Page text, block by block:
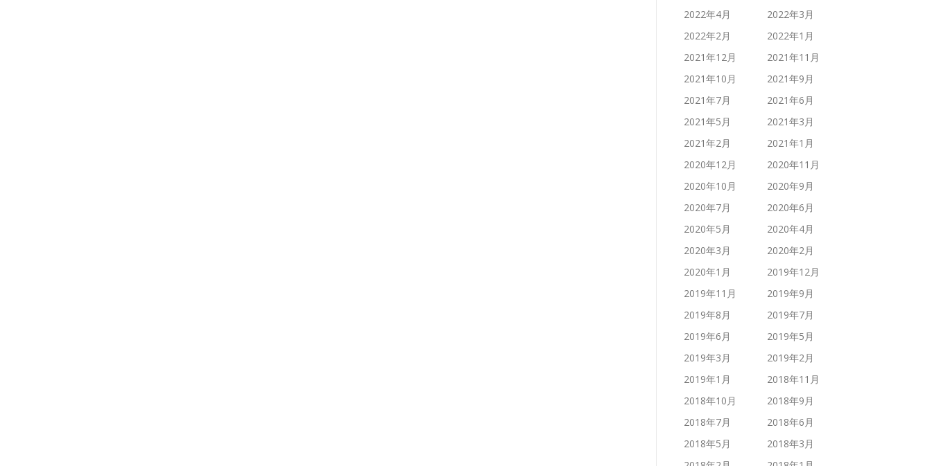
2022年4月
2022年3月
2022年2月
2022年1月
2021年12月
2021年11月
2021年10月
2021年9月
2021年7月
2021年6月
2021年5月
2021年3月
2021年2月
2021年1月
2020年12月
2020年11月
2020年10月
2020年9月
2020年7月
2020年6月
2020年5月
2020年4月
2020年3月
2020年2月
2020年1月
2019年12月
2019年11月
2019年9月
2019年8月
2019年7月
2019年6月
2019年5月
2019年3月
2019年2月
2019年1月
2018年11月
2018年10月
2018年9月
2018年7月
2018年6月
2018年5月
2018年3月